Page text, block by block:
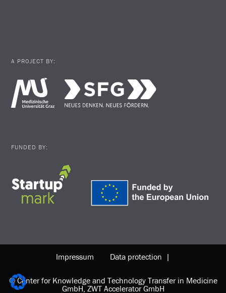
A PROJECT BY:
FUNDED BY:
Impressum Data protection |
© Center for Knowledge and Technology Transfer in Medicine
GmbH, ZWT Accelerator GmbH